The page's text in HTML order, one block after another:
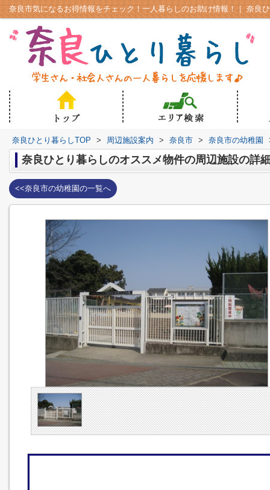
奈良ひとり暮らしTOP > 周辺施設案内 > 奈良市 > 奈良市の幼稚園
奈良ひとり暮らしのオススメ物件の周辺施設の詳
<<奈良市の幼稚園の一覧へ